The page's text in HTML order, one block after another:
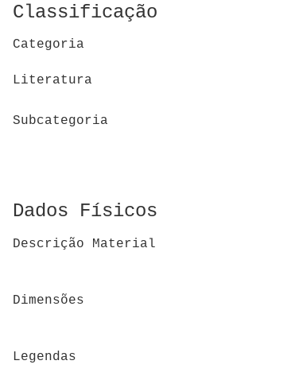
Classificação
Categoria
Literatura
Subcategoria
Dados Físicos
Descrição Material
Dimensões
Legendas